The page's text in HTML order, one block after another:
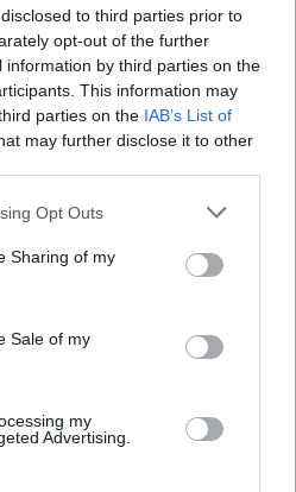
to third parties prior to
opt-out of the further
by third parties on the
This information may
parties on the IAB’s List of
may further disclose it to other
Opt Outs
Sharing of my
Sale of my
my
Advertising.